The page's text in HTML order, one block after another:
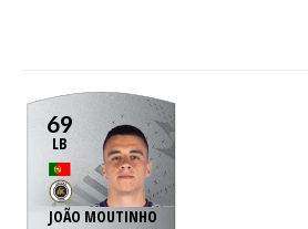
69
LB
JOÃO MOUTINHO